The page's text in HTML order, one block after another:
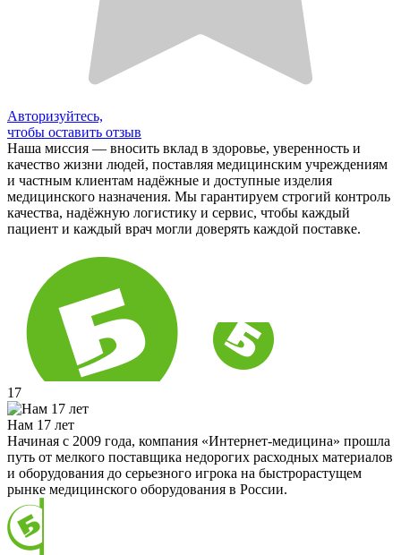
Авторизуйтесь,
чтобы оставить отзыв
Наша миссия — вносить вклад в здоровье, уверенность и
качество жизни людей, поставляя медицинским учреждениям
и частным клиентам надёжные и доступные изделия
медицинского назначения. Мы гарантируем строгий контроль
качества, надёжную логистику и сервис, чтобы каждый
пациент и каждый врач могли доверять каждой поставке.
17
Нам 17 лет
Начиная с 2009 года, компания «Интернет-медицина» прошла
путь от мелкого поставщика недорогих расходных материалов
и оборудования до серьезного игрока на быстрорастущем
рынке медицинского оборудования в России.